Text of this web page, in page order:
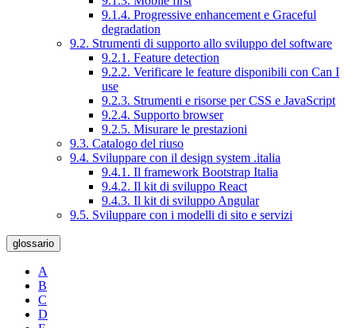
9.1.4. Progressive enhancement e Graceful
degradation
9.2. Strumenti di supporto allo sviluppo del software
9.2.1. Feature detection
9.2.2. Verificare le feature disponibili con Can I
use
9.2.3. Strumenti e risorse per CSS e JavaScript
9.2.4. Supporto browser
9.2.5. Misurare le prestazioni
9.3. Catalogo del riuso
9.4. Sviluppare con il design system .italia
9.4.1. Il framework Bootstrap Italia
9.4.2. Il kit di sviluppo React
9.4.3. Il kit di sviluppo Angular
9.5. Sviluppare con i modelli di sito e servizi
glossario
A
B
C
D